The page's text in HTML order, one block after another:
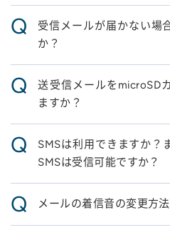
Q
受信メールが届かない場
か？
Q
送受信メールをmicroSD
ますか？
Q
SMSは利用できますか？
SMSは受信可能ですか？
Q メールの着信音の変更方